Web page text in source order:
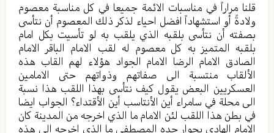
قلنا مراراً في مناسبات الائمة جميعا في كل مناسبة معصوم
ولادةً أو استشهاداً افضل احياء لذكر ذلك المعصوم أن نتأسى
بصفته أن نتأسى بلقبه الذي يلقب به لو تأسيت بكل امام
بلقبه المتميز به كل معصوم له لقب الامام الباقر الامام
الصادق الامام الرضا الامام الجواد هؤلاء لهم القاب هذه
الألقاب منتسبة الى صفاتهم وذواتهم حتى الامامين
العسكريين البعض يقول كيف نتأسى بهذا اللقب هذا نسبة
الى محلة في سامراء أين الأنتاسب أين الأقتداء؟ الجواب ايضا
في بطن هذا اللقب لئن الامام ما الذي اخرجه من المدينة كان
الامام الهادي بجوار جده المصطفى ما الذي اخرجه الى هذه